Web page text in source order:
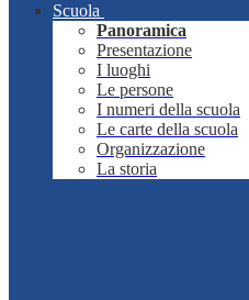
Scuola
Panoramica
Presentazione
I luoghi
Le persone
I numeri della scuola
Le carte della scuola
Organizzazione
La storia